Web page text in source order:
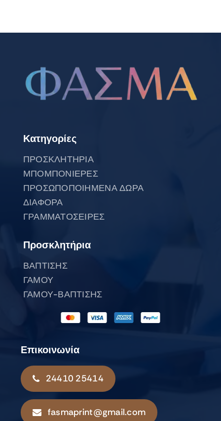
Κατηγορίες
ΠΡΟΣΚΛΗΤΗΡΙΑ
ΜΠΟΜΠΟΝΙΕΡΕΣ
ΠΡΟΣΩΠΟΠΟΙΗΜΕΝΑ ΔΩΡΑ
ΔΙΑΦΟΡΑ
ΓΡΑΜΜΑΤΟΣΕΙΡΕΣ
Προσκλητήρια
ΒΑΠΤΙΣΗΣ
ΓΑΜΟΥ
ΓΑΜΟΥ-ΒΑΠΤΙΣΗΣ
Επικοινωνία
24410 25414
fasmaprint@gmail.com